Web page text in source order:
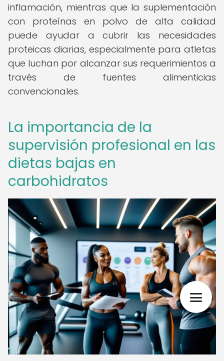
inflamación, mientras que la suplementación
con proteínas en polvo de alta calidad
puede ayudar a cubrir las necesidades
proteicas diarias, especialmente para atletas
que luchan por alcanzar sus requerimientos a
través de fuentes alimenticias
convencionales.
La importancia de la
supervisión profesional en las
dietas bajas en
carbohidratos